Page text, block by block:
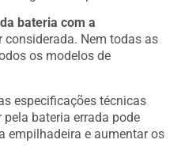
bateria com a
considerada. Nem todas as
os modelos de
especificações técnicas
bateria errada pode
empilhadeira e aumentar os